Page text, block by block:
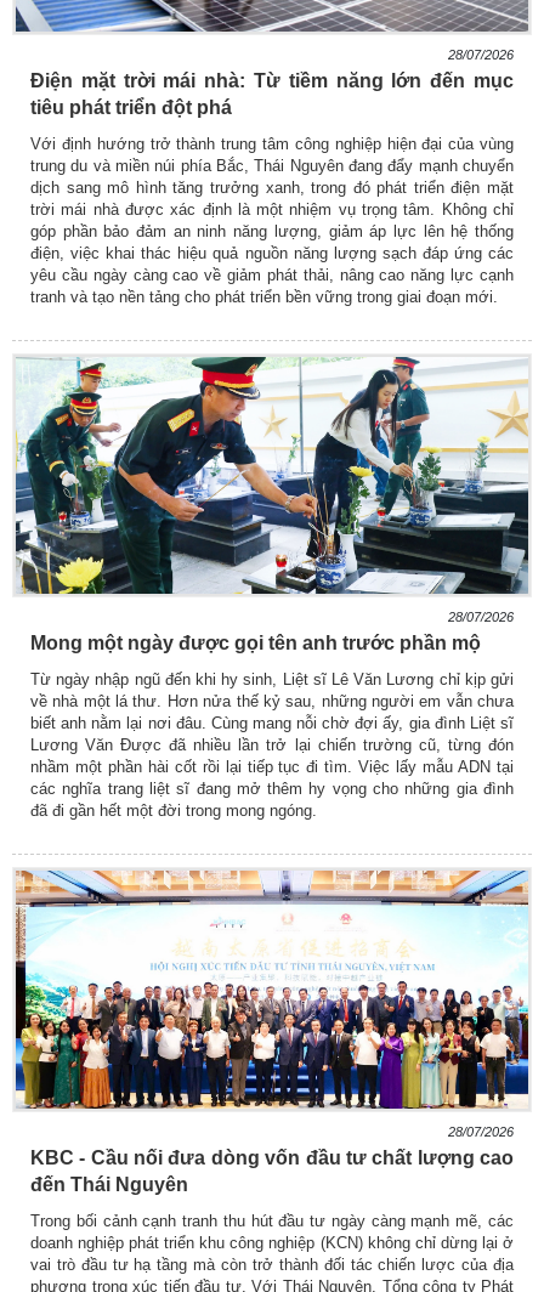
28/07/2026
Điện mặt trời mái nhà: Từ tiềm năng lớn đến mục
tiêu phát triển đột phá
Với định hướng trở thành trung tâm công nghiệp hiện đại của vùng
trung du và miền núi phía Bắc, Thái Nguyên đang đẩy mạnh chuyển
dịch sang mô hình tăng trưởng xanh, trong đó phát triển điện mặt
trời mái nhà được xác định là một nhiệm vụ trọng tâm. Không chỉ
góp phần bảo đảm an ninh năng lượng, giảm áp lực lên hệ thống
điện, việc khai thác hiệu quả nguồn năng lượng sạch đáp ứng các
yêu cầu ngày càng cao về giảm phát thải, nâng cao năng lực cạnh
tranh và tạo nền tảng cho phát triển bền vững trong giai đoạn mới.
28/07/2026
Mong một ngày được gọi tên anh trước phần mộ
Từ ngày nhập ngũ đến khi hy sinh, Liệt sĩ Lê Văn Lương chỉ kịp gửi
về nhà một lá thư. Hơn nửa thế kỷ sau, những người em vẫn chưa
biết anh nằm lại nơi đâu. Cùng mang nỗi chờ đợi ấy, gia đình Liệt sĩ
Lương Văn Được đã nhiều lần trở lại chiến trường cũ, từng đón
nhầm một phần hài cốt rồi lại tiếp tục đi tìm. Việc lấy mẫu ADN tại
các nghĩa trang liệt sĩ đang mở thêm hy vọng cho những gia đình
đã đi gần hết một đời trong mong ngóng.
28/07/2026
KBC - Cầu nối đưa dòng vốn đầu tư chất lượng cao
đến Thái Nguyên
Trong bối cảnh cạnh tranh thu hút đầu tư ngày càng mạnh mẽ, các
doanh nghiệp phát triển khu công nghiệp (KCN) không chỉ dừng lại ở
vai trò đầu tư hạ tầng mà còn trở thành đối tác chiến lược của địa
phương trong xúc tiến đầu tư. Với Thái Nguyên, Tổng công ty Phát